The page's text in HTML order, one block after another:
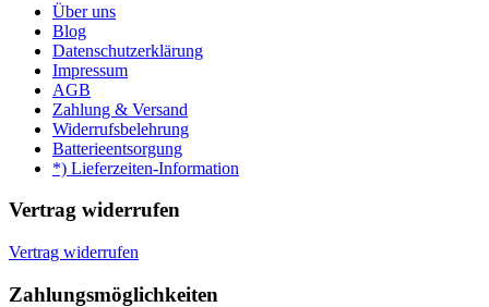
Über uns
Blog
Datenschutzerklärung
Impressum
AGB
Zahlung & Versand
Widerrufsbelehrung
Batterieentsorgung
*) Lieferzeiten-Information
Vertrag widerrufen
Vertrag widerrufen
Zahlungsmöglichkeiten